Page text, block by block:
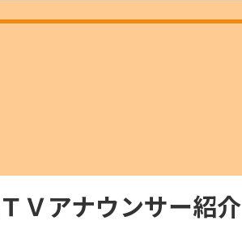
Ｖアナウンサー紹介